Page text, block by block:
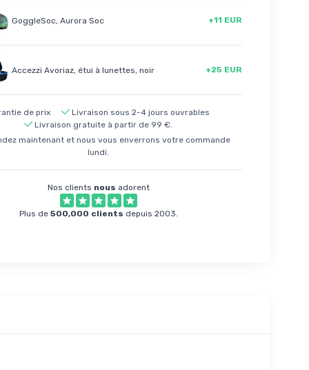
GoggleSoc, Aurora Soc +11 EUR
Accezzi Avoriaz, étui à lunettes, noir +25 EUR
de prix
Livraison sous 2-4 jours ouvrables
Livraison gratuite à partir de 99 €.
maintenant et nous vous enverrons votre commande
lundi.
Nos clients nous adorent
Plus de 500,000 clients depuis 2003.